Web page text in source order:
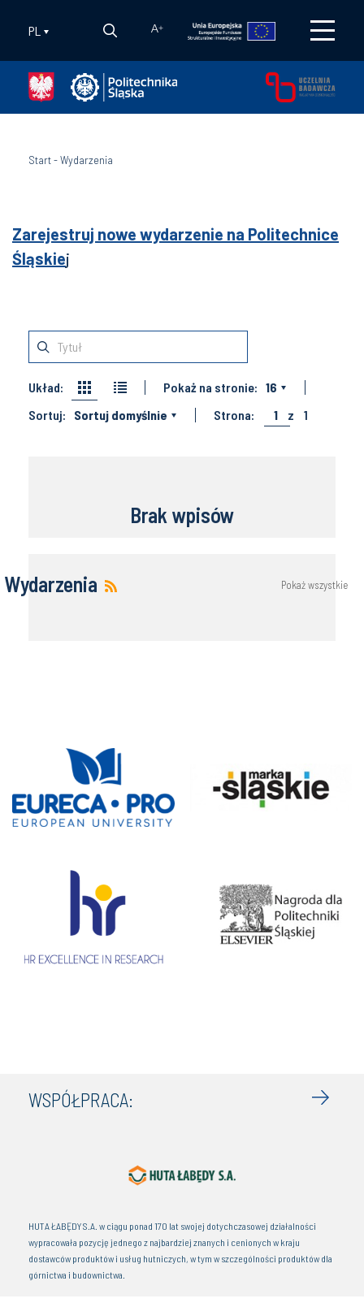
PL A+
Start-Wydarzenia
Zarejestruj nowe wydarzenie na Politechnice
Śląskiej
Układ: Pokaż na stronie: 16
Sortuj:
Sortuj domyślnie Strona: 1 z 1
Brak wpisów
Wydarzenia Pokaż wszystkie
WSPÓŁPRACA:
HUTA ŁABĘDY S.A. w ciągu ponad 170 lat swojej dotychczasowej działalności
wypracowała pozycję jednego z najbardziej znanych i cenionych w kraju
dostawców produktów i usług hutniczych, w tym w szczególności produktów dla
górnictwa i budownictwa.